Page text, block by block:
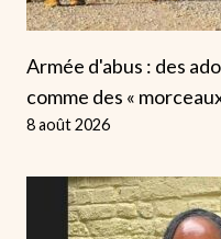
Armée d'abus : des
comme des «
8 août 2026